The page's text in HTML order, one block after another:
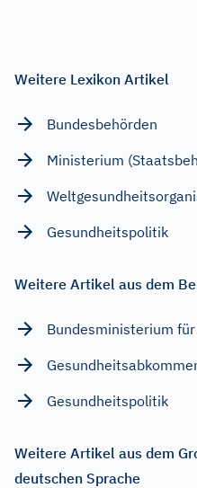
Weitere Lexikon Artikel
Bundesbehörden
Ministerium
Gesundheitspolitik
Weitere Artikel aus dem
Bundesministerium
Gesundheitspolitik
Weitere Artikel aus dem
deutschen Sprache